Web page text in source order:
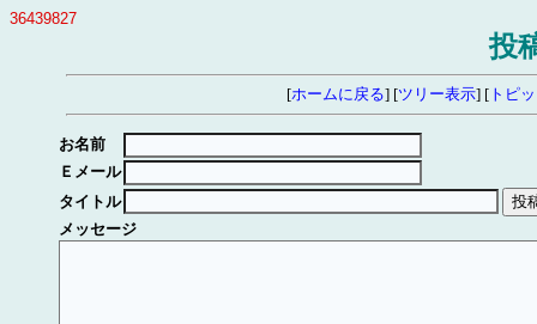
36439827
投
[ホームに戻る] [ツリー表示] [トピ
お名前
Ｅメール
タイトル
メッセージ